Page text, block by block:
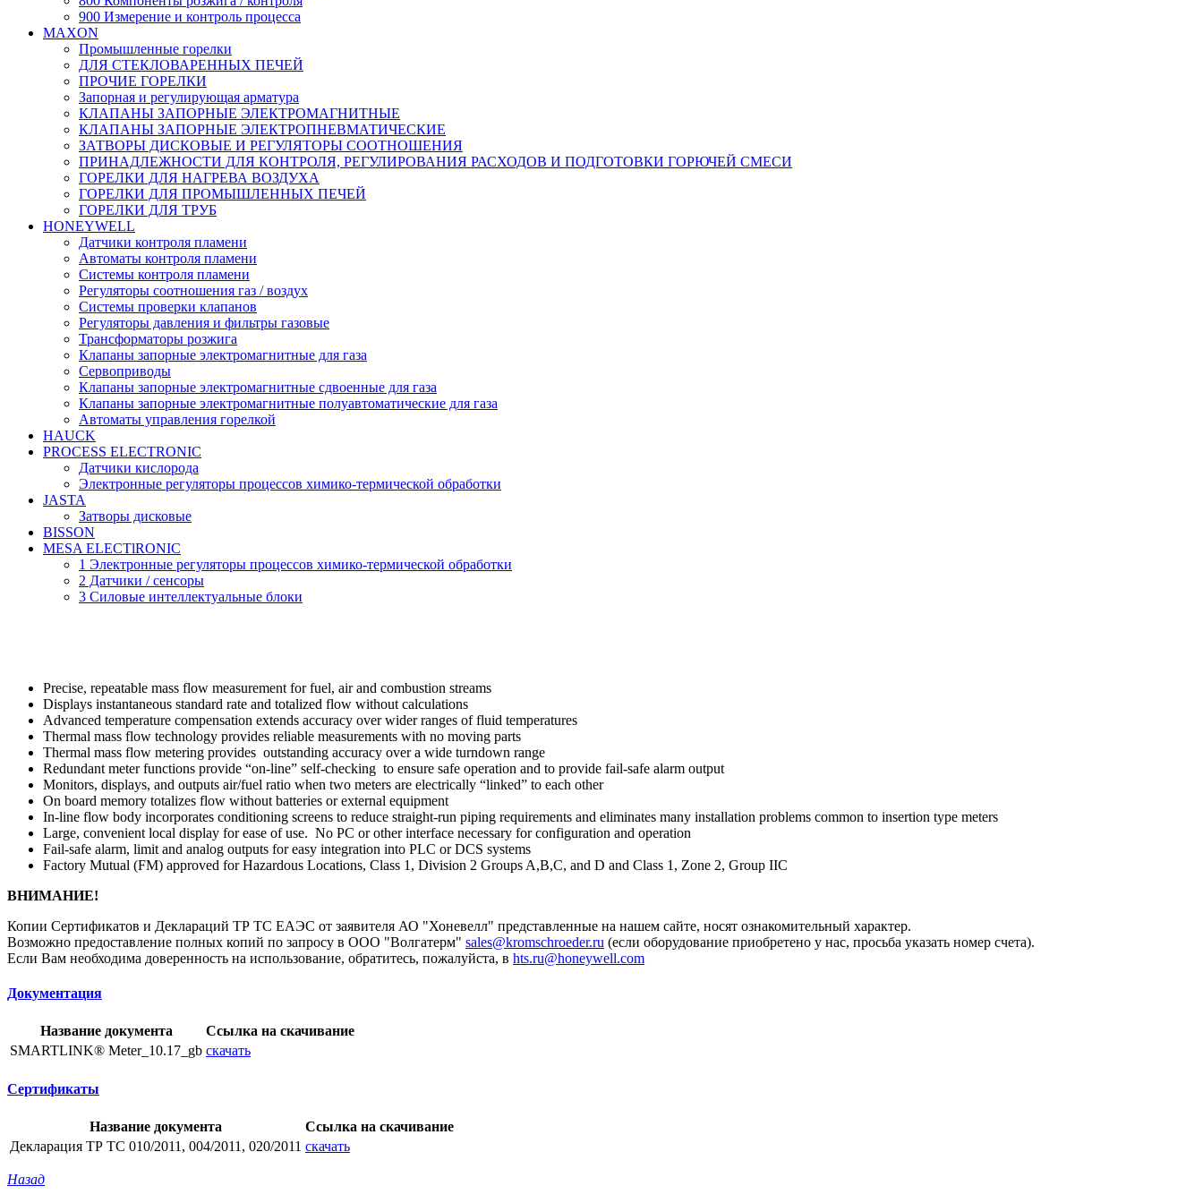
900 Измерение и контроль процесса
MAXON
Промышленные горелки
ДЛЯ СТЕКЛОВАРЕННЫХ ПЕЧЕЙ
ПРОЧИЕ ГОРЕЛКИ
Запорная и регулирующая арматура
КЛАПАНЫ ЗАПОРНЫЕ ЭЛЕКТРОМАГНИТНЫЕ
КЛАПАНЫ ЗАПОРНЫЕ ЭЛЕКТРОПНЕВМАТИЧЕСКИЕ
ЗАТВОРЫ ДИСКОВЫЕ И РЕГУЛЯТОРЫ СООТНОШЕНИЯ
ПРИНАДЛЕЖНОСТИ ДЛЯ КОНТРОЛЯ, РЕГУЛИРОВАНИЯ РАСХОДОВ И ПОДГОТОВКИ ГОРЮЧЕЙ СМЕСИ
ГОРЕЛКИ ДЛЯ НАГРЕВА ВОЗДУХА
ГОРЕЛКИ ДЛЯ ПРОМЫШЛЕННЫХ ПЕЧЕЙ
ГОРЕЛКИ ДЛЯ ТРУБ
HONEYWELL
Датчики контроля пламени
Автоматы контроля пламени
Системы контроля пламени
Регуляторы соотношения газ / воздух
Системы проверки клапанов
Регуляторы давления и фильтры газовые
Трансформаторы розжига
Клапаны запорные электромагнитные для газа
Сервоприводы
Клапаны запорные электромагнитные сдвоенные для газа
Клапаны запорные электромагнитные полуавтоматические для газа
Автоматы управления горелкой
HAUCK
PROCESS ELECTRONIC
Датчики кислорода
Электронные регуляторы процессов химико-термической обработки
JASTA
Затворы дисковые
BISSON
MESA ELECTlRONIC
1 Электронные регуляторы процессов химико-термической обработки
2 Датчики / сенсоры
3 Силовые интеллектуальные блоки
Precise, repeatable mass flow measurement for fuel, air and combustion streams
Displays instantaneous standard rate and totalized flow without calculations
Advanced temperature compensation extends accuracy over wider ranges of fluid temperatures
Thermal mass flow technology provides reliable measurements with no moving parts
Thermal mass flow metering provides outstanding accuracy over a wide turndown range
Redundant meter functions provide “on-line” self-checking to ensure safe operation and to provide fail-safe alarm output
Monitors, displays, and outputs air/fuel ratio when two meters are electrically “linked” to each other
On board memory totalizes flow without batteries or external equipment
In-line flow body incorporates conditioning screens to reduce straight-run piping requirements and eliminates many installation problems common to insertion type meters
Large, convenient local display for ease of use. No PC or other interface necessary for configuration and operation
Fail-safe alarm, limit and analog outputs for easy integration into PLC or DCS systems
Factory Mutual (FM) approved for Hazardous Locations, Class 1, Division 2 Groups A,B,C, and D and Class 1, Zone 2, Group IIC
ВНИМАНИЕ!
Копии Сертификатов и Деклараций ТР ТС ЕАЭС от заявителя АО "Хоневелл" представленные на нашем сайте, носят ознакомительный характер.
Возможно предоставление полных копий по запросу в ООО "Волгатерм" sales@kromschroeder.ru (если оборудование приобретено у нас, просьба указать номер счета).
Если Вам необходима доверенность на использование, обратитесь, пожалуйста, в hts.ru@honeywell.com
Документация
Название документа
Ссылка на скачивание
SMARTLINK® Meter_10.17_gb скачать
Сертификаты
Название документа
Ссылка на скачивание
Декларация ТР ТС 010/2011, 004/2011, 020/2011 скачать
Назад